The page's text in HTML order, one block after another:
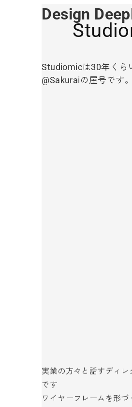
Design
Studiomicは30年くら
@Sakuraiの屋号です。
実業の方々と話すディ
です
ワイヤーフレームを形